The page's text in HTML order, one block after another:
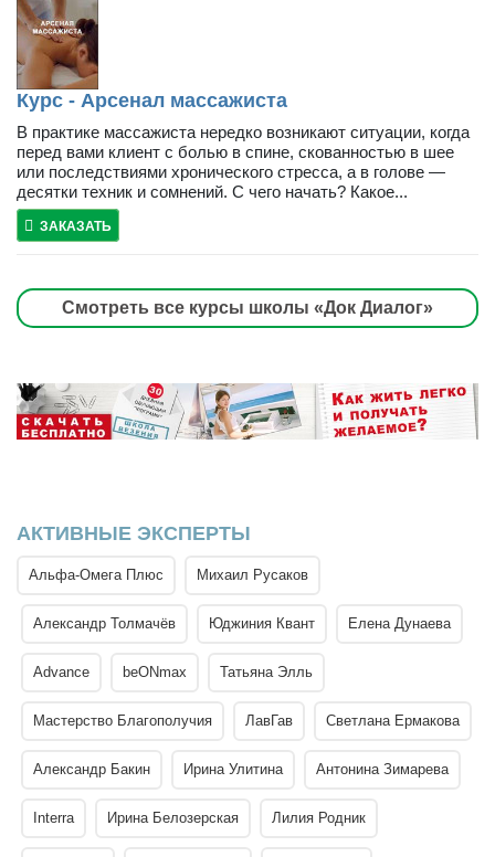
Курс - Арсенал массажиста
В практике массажиста нередко возникают ситуации, когда
перед вами клиент с болью в спине, скованностью в шее
или последствиями хронического стресса, а в голове —
десятки техник и сомнений. С чего начать? Какое...
ЗАКАЗАТЬ
Смотреть все курсы школы «Док Диалог»
АКТИВНЫЕ ЭКСПЕРТЫ
Альфа-Омега Плюс Михаил Русаков
Александр Толмачёв Юджиния Квант Елена Дунаева
Advance beONmax Татьяна Элль
Мастерство Благополучия ЛавГав Светлана Ермакова
Александр Бакин Ирина Улитина Антонина Зимарева
Interra Ирина Белозерская Лилия Родник